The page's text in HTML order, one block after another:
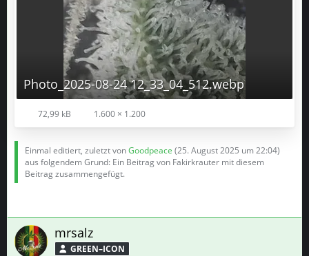
Photo_2025-08-24 12_33_04_512.webp
72,99 kB 1.600 × 1.200
Einmal editiert, zuletzt vonGoodpeace (25. August 2025 um 22:04)
aus folgendem Grund: Ein Beitrag von Fakirkrauter mit diesem
Beitrag zusammengefügt.
mrsalz
GREEN–ICON